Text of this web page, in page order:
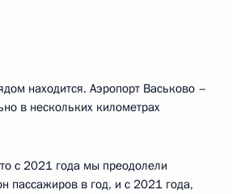
находится. Аэропорт Васьково –
в нескольких километрах
с 2021 года мы преодолели
пассажиров в год, и с 2021 года,